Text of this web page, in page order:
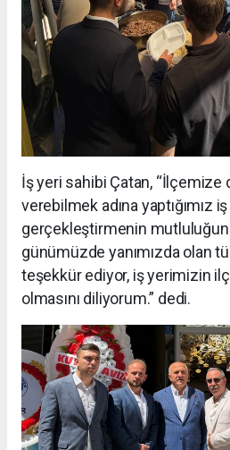
İş yeri sahibi Çatan,
verebilmek adına yaptığımız iş
gerçekleştirmenin
günümüzde yanımızda olan
teşekkür ediyor, iş yerimizin
olmasını diliyorum.” dedi.